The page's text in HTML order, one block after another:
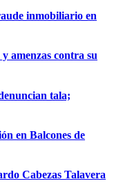
inmobiliario en
amenzas contra su
tala;
en Balcones de
Cabezas Talavera